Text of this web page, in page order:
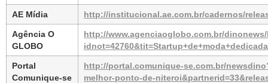
AE Mídia http://institucional.ae.com.br/cadernos/
Agência O
GLOBO
http://www.agenciaoglobo.com.br/
Portal
Comunique-se
http://portal.comunique-se.com.br/
melhor-ponto-de-